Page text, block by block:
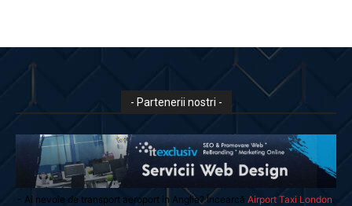
- Partenerii nostri -
- Ai nevoie de transport aeroport in Anglia? Încearcă Airport Taxi London